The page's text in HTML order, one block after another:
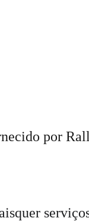
por